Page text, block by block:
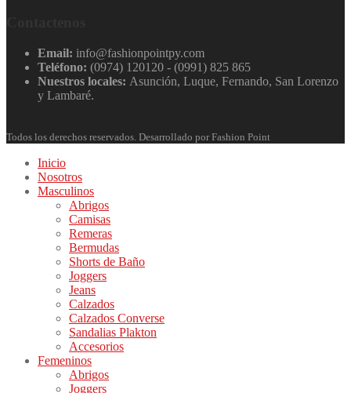
Email: info@fashionpointpy.com
Teléfono: (0974) 120120 - (0991) 825 865
Nuestros locales: Asunción, Luque, Fernando, San Lorenzo
y Lambaré.
Todos los derechos reservados. Desarrollado por Fashion Point
Inicio
Nosotros
Masculinos
Abrigos
Camisas
Remeras
Bermudas
Shorts de Baño
Joggers
Jeans
Calzados
Calzados Converse
Sandalias Plakton
Accesorios
Femeninos
Abrigos
Joggers